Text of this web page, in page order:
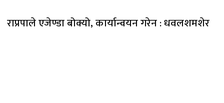
राप्रपाले एजेण्डा बोक्यो, कार्यान्वयन गरेन : धवलशमशेर